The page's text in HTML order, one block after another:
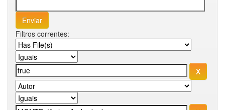
Filtros correntes: